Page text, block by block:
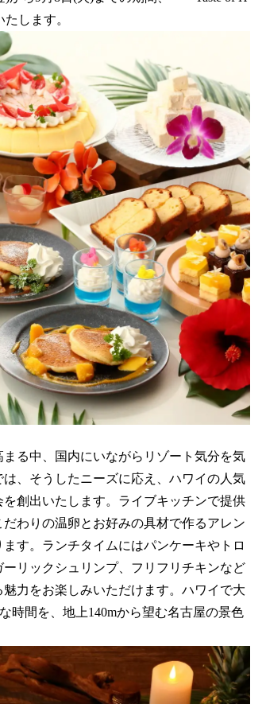
み
中
で
す
します。
る中、国内にいながらリゾート気分を気
、そうしたニーズに応え、ハワイの人気
創出いたします。ライブキッチンで提供
わりの温卵とお好みの具材で作るアレン
す。ランチタイムにはパンケーキやトロ
リックシュリンプ、フリフリチキンなど
力をお楽しみいただけます。ハワイで大
時間を、地上140mから望む名古屋の景色